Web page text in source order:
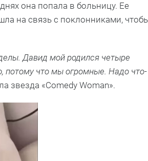
она попала в больницу. Ее
на связь с поклонниками,
Давид мой родился четыре
потому что мы огромные. Надо что-
звезда «Comedy Woman».